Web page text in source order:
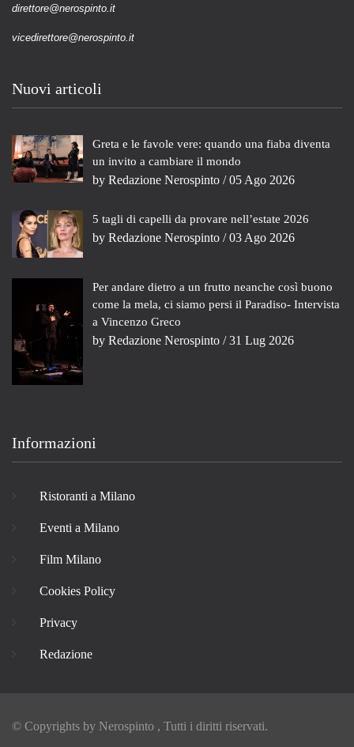
direttore@nerospinto.it
vicedirettore@nerospinto.it
Nuovi articoli
Greta e le favole vere: quando una fiaba diventa
un invito a cambiare il mondo
by Redazione Nerospinto / 05 Ago 2026
5 tagli di capelli da provare nell’estate 2026
by Redazione Nerospinto / 03 Ago 2026
Per andare dietro a un frutto neanche così buono
come la mela, ci siamo persi il Paradiso- Intervista
a Vincenzo Greco
by Redazione Nerospinto / 31 Lug 2026
Informazioni
Ristoranti a Milano
Eventi a Milano
Film Milano
Cookies Policy
Privacy
Redazione
© Copyrights by Nerospinto , Tutti i diritti riservati.